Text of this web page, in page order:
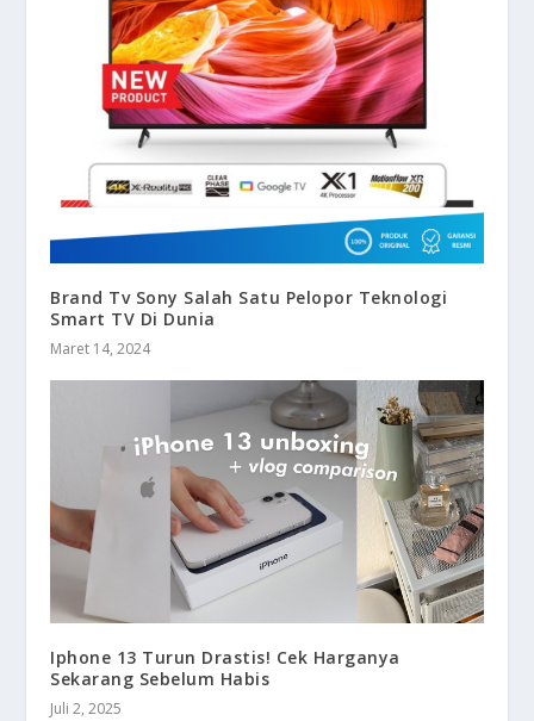
Brand Tv Sony Salah Satu Pelopor Teknologi
Smart TV Di Dunia
Maret 14, 2024
Iphone 13 Turun Drastis! Cek Harganya
Sekarang Sebelum Habis
Juli 2, 2025